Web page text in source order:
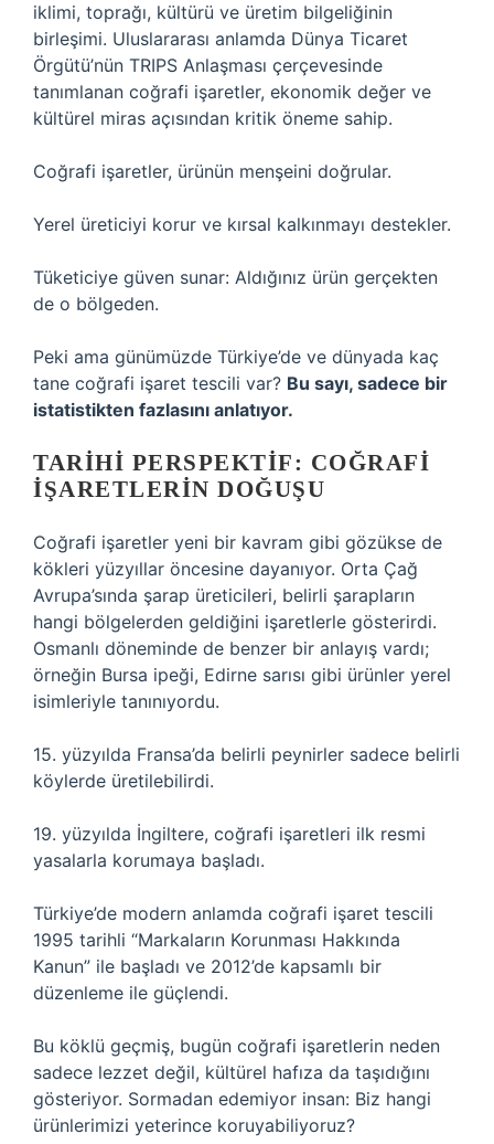
iklimi, toprağı, kültürü ve üretim bilgeliğinin
birleşimi. Uluslararası anlamda Dünya Ticaret
Örgütü’nün TRIPS Anlaşması çerçevesinde
tanımlanan coğrafi işaretler, ekonomik değer ve
kültürel miras açısından kritik öneme sahip.
Coğrafi işaretler, ürünün menşeini doğrular.
Yerel üreticiyi korur ve kırsal kalkınmayı destekler.
Tüketiciye güven sunar: Aldığınız ürün gerçekten
de o bölgeden.
Peki ama günümüzde Türkiye’de ve dünyada kaç
tane coğrafi işaret tescili var? Bu sayı, sadece bir
istatistikten fazlasını anlatıyor.
TARIHI PERSPEKTIF: COĞRAFI
İŞARETLERIN DOĞUŞU
Coğrafi işaretler yeni bir kavram gibi gözükse de
kökleri yüzyıllar öncesine dayanıyor. Orta Çağ
Avrupa’sında şarap üreticileri, belirli şarapların
hangi bölgelerden geldiğini işaretlerle gösterirdi.
Osmanlı döneminde de benzer bir anlayış vardı;
örneğin Bursa ipeği, Edirne sarısı gibi ürünler yerel
isimleriyle tanınıyordu.
15. yüzyılda Fransa’da belirli peynirler sadece belirli
köylerde üretilebilirdi.
19. yüzyılda İngiltere, coğrafi işaretleri ilk resmi
yasalarla korumaya başladı.
Türkiye’de modern anlamda coğrafi işaret tescili
1995 tarihli “Markaların Korunması Hakkında
Kanun” ile başladı ve 2012’de kapsamlı bir
düzenleme ile güçlendi.
Bu köklü geçmiş, bugün coğrafi işaretlerin neden
sadece lezzet değil, kültürel hafıza da taşıdığını
gösteriyor. Sormadan edemiyor insan: Biz hangi
ürünlerimizi yeterince koruyabiliyoruz?